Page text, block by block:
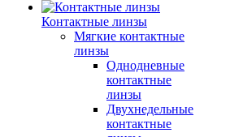
Контактные линзы
Мягкие контактные
линзы
Однодневные
контактные
линзы
Двухнедельные
контактные